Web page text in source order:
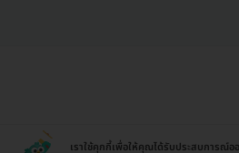
เราใช้คุกกี้เพื่อให้คุณได้รับประสบการณ์